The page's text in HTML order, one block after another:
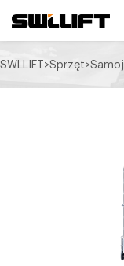
SWLLIFT>Sprzęt>